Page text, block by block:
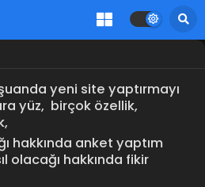
yeni site yaptırmayı
yüz, birçok özellik,
hakkında anket yaptım
olacağı hakkında fikir